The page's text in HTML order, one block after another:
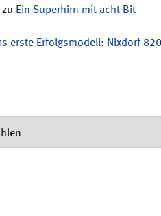
Ein Superhirn mit acht Bit
erste Erfolgsmodell: Nixdorf 820